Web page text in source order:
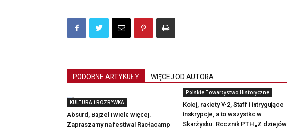
PODOBNE ARTYKUŁY WIĘCEJ OD AUTORA
KULTURA i ROZRYWKA
Absurd, Bajzel i wiele więcej.
Zapraszamy na festiwal Racłacamp
Polskie Towarzystwo Historyczne
Kolej, rakiety V-2, Staff i intrygujące
inskrypcje, a to wszystko w
Skarżysku. Rocznik PTH „Z dziejów